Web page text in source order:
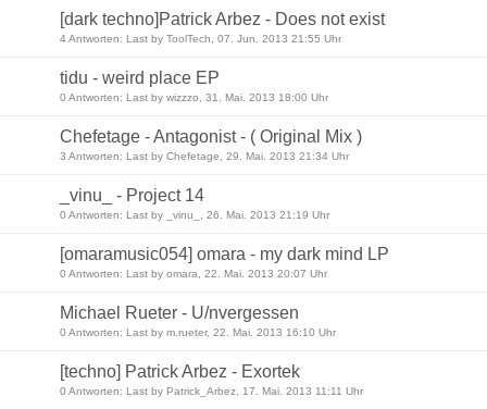
[dark techno]Patrick Arbez - Does not exist
4 Antworten: Last by ToolTech, 07. Jun. 2013 21:55 Uhr
tidu - weird place EP
0 Antworten: Last by wizzzo, 31. Mai. 2013 18:00 Uhr
Chefetage - Antagonist - ( Original Mix )
3 Antworten: Last by Chefetage, 29. Mai. 2013 21:34 Uhr
_vinu_ - Project 14
0 Antworten: Last by _vinu_, 26. Mai. 2013 21:19 Uhr
[omaramusic054] omara - my dark mind LP
0 Antworten: Last by omara, 22. Mai. 2013 20:07 Uhr
Michael Rueter - U/nvergessen
0 Antworten: Last by m.rueter, 22. Mai. 2013 16:10 Uhr
[techno] Patrick Arbez - Exortek
0 Antworten: Last by Patrick_Arbez, 17. Mai. 2013 11:11 Uhr